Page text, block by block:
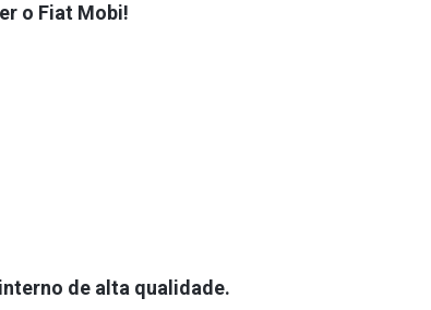
o Fiat Mobi!
de alta qualidade.